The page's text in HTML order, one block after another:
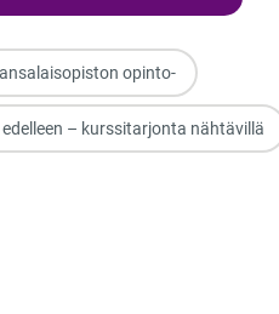
opinto-
– kurssitarjonta nähtävillä